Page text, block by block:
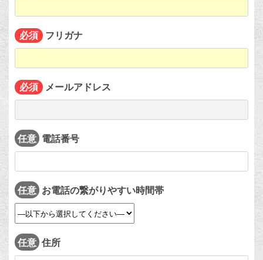
必須 フリガナ
必須 メールアドレス
任意 電話番号
任意 お電話の繋がりやすい時間帯
任意 住所